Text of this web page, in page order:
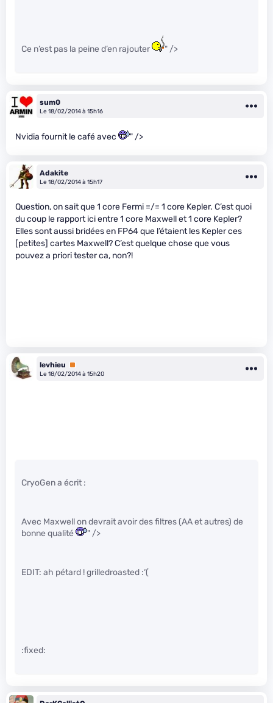
Ce n’est pas la peine d’en rajouter " />
sum0
Le 18/02/2014 à 15h16
Nvidia fournit le café avec " />
Adakite
Le 18/02/2014 à 15h17
Question, on sait que 1 core Fermi =/= 1 core Kepler. C’est quoi
du coup le rapport ici entre 1 core Maxwell et 1 core Kepler?
Elles sont aussi bridées en FP64 que l’étaient les Kepler ces
[petites] cartes Maxwell? C’est quelque chose que vous
pouvez a priori tester ca, non?!
levhieu
Premium
Le 18/02/2014 à 15h20
CryoGen a écrit :
Avec Maxwell on devrait avoir des filtres (AA et autres) de
bonne qualité
" />
EDIT: ah pétard ! grilledroasted :‘(
:fixed: